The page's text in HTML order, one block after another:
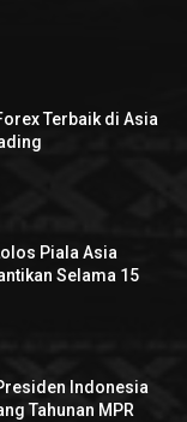
Terbaik di Asia
Piala Asia
Selama 15
Indonesia
Tahunan MPR